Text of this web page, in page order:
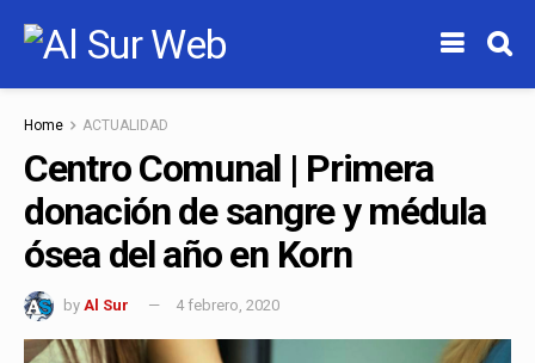
Home ACTUALIDAD
Centro Comunal | Primera
donación de sangre y médula
ósea del año en Korn
by Al Sur 4 febrero, 2020